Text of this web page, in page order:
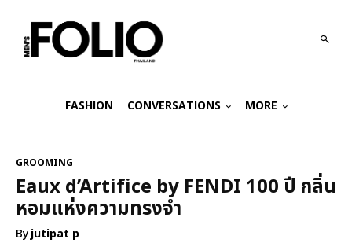
FASHION CONVERSATIONS MORE
GROOMING
Eaux d’Artifice by FENDI 100 ปี กลิ่น
หอมแห่งความทรงจำ
Byjutipat p